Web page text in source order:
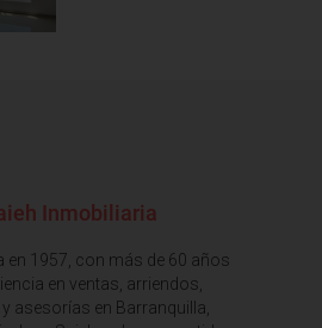
Inmobiliaria
en 1957, con más de 60 años
en ventas, arriendos,
asesorías en Barranquilla,